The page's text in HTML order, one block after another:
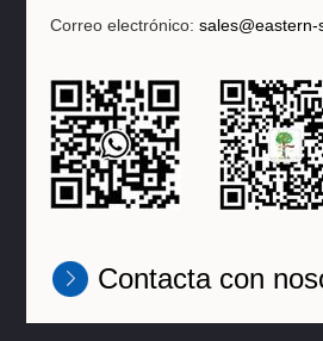
Correo electrónico:sales@eastern-
Contacta con